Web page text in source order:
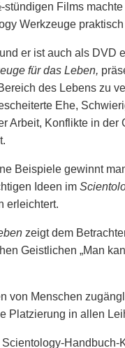
Films
Werkzeuge
er ist auch als DVD
für das Leben,
des Lebens zu
Ehe,
Arbeit, Konflikte in der
Beispiele gewinnt
Ideen im
erleichtert.
zeigt dem
Geistlichen „Man
von Menschen
Platzierung in allen
Handbuch-